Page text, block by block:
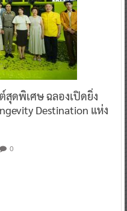
สุดพิเศษ ฉลองเปิดยิ่ง
Destination แห่ง
0